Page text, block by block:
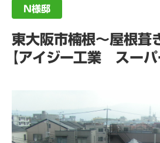
N様邸
東大阪市楠根～屋根葺
【アイジー工業 スーパ